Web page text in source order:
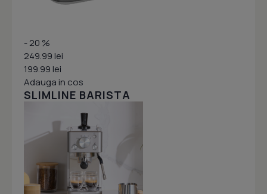
- 20 %
249.99 lei
199.99 lei
Adauga in cos
SLIMLINE BARISTA